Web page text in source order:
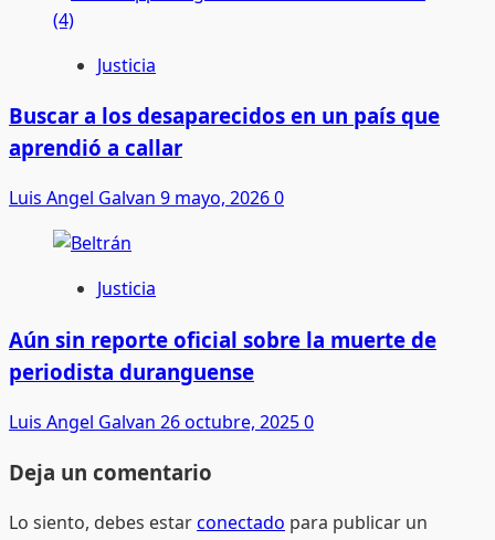
Justicia
Buscar a los desaparecidos en un país que
aprendió a callar
Luis Angel Galvan 9 mayo, 20260
Justicia
Aún sin reporte oficial sobre la muerte de
periodista duranguense
Luis Angel Galvan 26 octubre, 20250
Deja un comentario
Lo siento, debes estarconectado para publicar un